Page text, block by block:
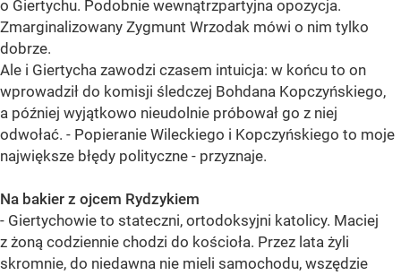
o Giertychu. Podobnie wewnątrzpartyjna opozycja.
Zmarginalizowany Zygmunt Wrzodak mówi o nim tylko
dobrze.
Ale i Giertycha zawodzi czasem intuicja: w końcu to on
wprowadził do komisji śledczej Bohdana Kopczyńskiego,
a później wyjątkowo nieudolnie próbował go z niej
odwołać. - Popieranie Wileckiego i Kopczyńskiego to moje
największe błędy polityczne - przyznaje.
Na bakier z ojcem Rydzykiem
- Giertychowie to stateczni, ortodoksyjni katolicy. Maciej
z żoną codziennie chodzi do kościoła. Przez lata żyli
skromnie, do niedawna nie mieli samochodu, wszędzie